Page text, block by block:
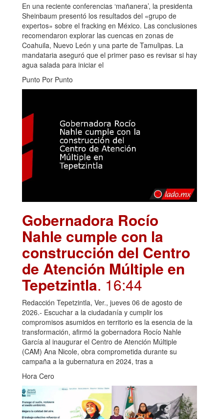
En una reciente conferencias ‘mañanera’, la presidenta
Sheinbaum presentó los resultados del «grupo de
expertos» sobre el fracking en México. Las conclusiones
recomendaron explorar las cuencas en zonas de
Coahuila, Nuevo León y una parte de Tamulipas. La
mandataria aseguró que el primer paso es revisar si hay
agua salada para iniciar el
Punto Por Punto
Gobernadora Rocío
Nahle cumple con la
construcción del Centro
de Atención Múltiple en
Tepetzintla. 16:44
Redacción Tepetzintla, Ver., jueves 06 de agosto de
2026.- Escuchar a la ciudadanía y cumplir los
compromisos asumidos en territorio es la esencia de la
transformación, afirmó la gobernadora Rocío Nahle
García al inaugurar el Centro de Atención Múltiple
(CAM) Ana Nicole, obra comprometida durante su
campaña a la gubernatura en 2024, tras a
Hora Cero